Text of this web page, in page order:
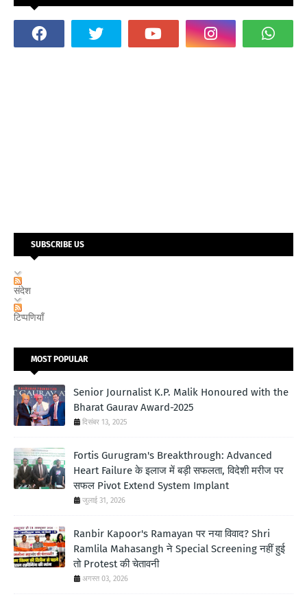
SUBSCRIBE US
संदेश
टिप्पणियाँ
MOST POPULAR
Senior Journalist K.P. Malik Honoured with the
Bharat Gaurav Award-2025
दिसंबर 13, 2025
Fortis Gurugram's Breakthrough: Advanced
Heart Failure के इलाज में बड़ी सफलता, विदेशी मरीज पर
सफल Pivot Extend System Implant
जुलाई 31, 2026
Ranbir Kapoor's Ramayan पर नया विवाद? Shri
Ramlila Mahasangh ने Special Screening नहीं हुई
तो Protest की चेतावनी
अगस्त 03, 2026